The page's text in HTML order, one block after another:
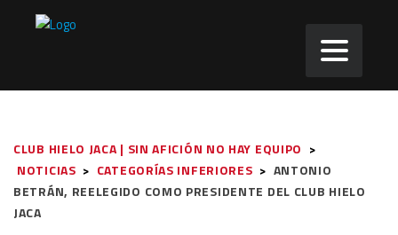
CLUB HIELO JACA | SIN AFICIÓN NO HAY EQUIPO >
NOTICIAS > CATEGORÍAS INFERIORES > ANTONIO
BETRÁN, REELEGIDO COMO PRESIDENTE DEL CLUB HIELO
JACA